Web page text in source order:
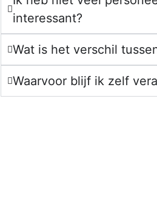
interessant?
Wat is het verschil
Waarvoor blijf ik zelf